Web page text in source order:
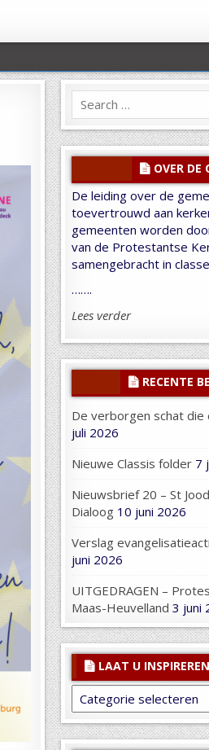
Search
for:
OVER DE
De leiding over de
toevertrouwd aan
gemeenten worden
van de Protestantse
samengebracht in
…….
Lees verder
RECENTE
De verborgen schat
juli 2026
Nieuwe Classis folder 7
Nieuwsbrief 20 – St
Dialoog 10 juni 2026
Verslag
juni 2026
UITGEDRAGEN –
Maas-Heuvelland 3 juni
LAAT U
Laat
U
inspireren
of